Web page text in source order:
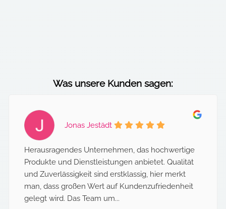
Was unsere Kunden sagen:
Jonas Jestädt
Herausragendes Unternehmen, das hochwertige
Produkte und Dienstleistungen anbietet. Qualität
und Zuverlässigkeit sind erstklassig, hier merkt
man, dass großen Wert auf Kundenzufriedenheit
gelegt wird. Das Team um...